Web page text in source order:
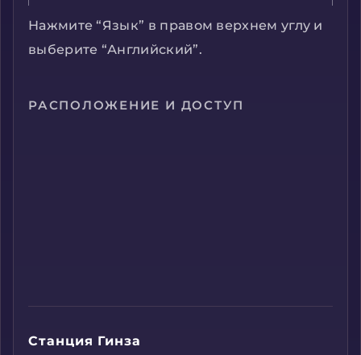
Нажмите “Язык” в правом верхнем углу и
выберите “Английский”.
РАСПОЛОЖЕНИЕ И ДОСТУП
Станция Гинза